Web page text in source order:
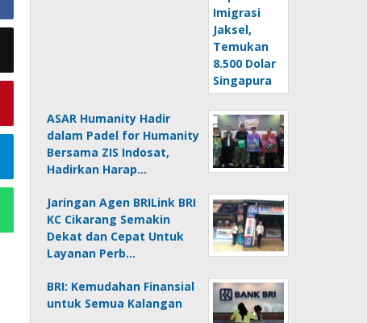
ASAR Humanity Hadir
dalam Padel for Humanity
Bersama ZIS Indosat,
Hadirkan Harap…
Jaringan Agen BRILink BRI
KC Cikarang Semakin
Dekat dan Cepat Untuk
Layanan Perb…
BRI: Kemudahan Finansial
untuk Semua Kalangan